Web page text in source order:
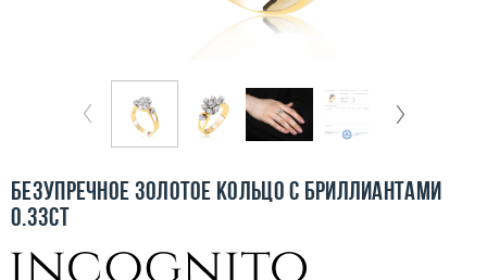
О компании
Контакты
3D-тур по шоуруму
Безупречное золотое кольцо с бриллиантами
0.33ct